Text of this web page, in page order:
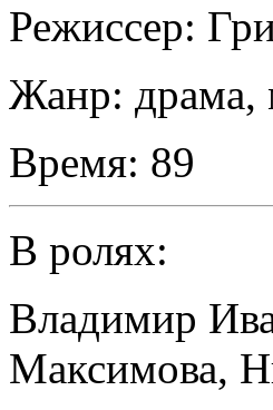
Режиссер:
Жанр: драма,
Время: 89
В ролях:
Владимир
Максимова,